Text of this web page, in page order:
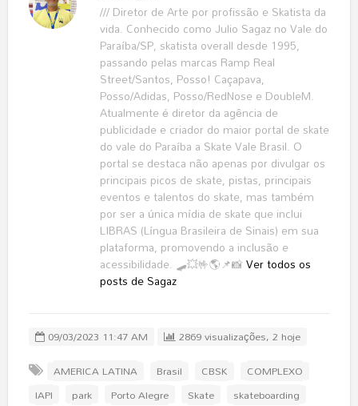
/// Diretor de Arte por profissão e Skatista da
vida. Conhecido como Julio Sagaz no Vale do
Paraíba/SP, skatista overall desde 1995,
passando pelas marcas Ramp Real
Street/Santos, Posso! Caçapava,
Posso/Adidas, Posso/RedNose e DoubleM.
Atualmente é diretor da agência de
publicidade e criador do maior portal de skate
do vale do Paraíba a Skate Vale Brasil. O
portal se destaca não apenas por divulgar os
principais picos de skate, pistas, principais
eventos e talentos do skate, mas também
por ser a única mídia de skate que inclui
LIBRAS (Língua Brasileira de Sinais) em sua
plataforma, promovendo a inclusão e
acessibilidade. 🛹💥🤟🌎📌📸Ver todos os
posts de Sagaz
09/03/2023 11:47 AM
2869 visualizações, 2 hoje
AMERICA LATINA
Brasil CBSK
COMPLEXO
IAPI
park Porto Alegre Skate
skateboarding